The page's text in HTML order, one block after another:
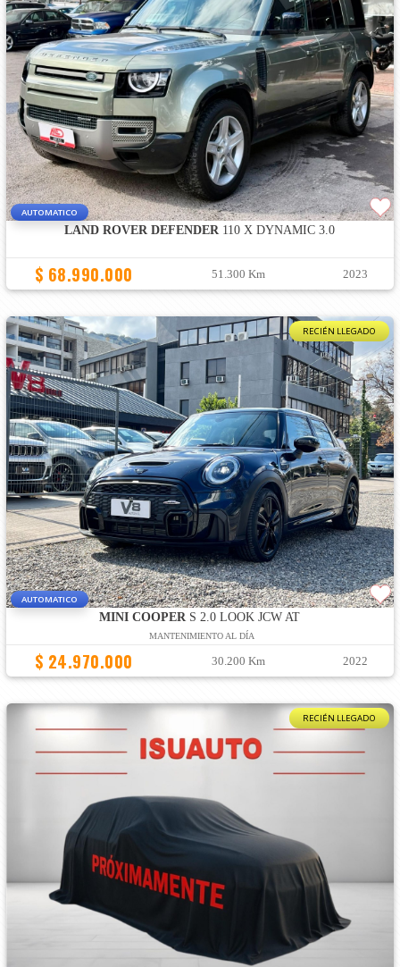
AUTOMATICO
LAND ROVER DEFENDER110 X DYNAMIC 3.0
$ 68.990.000 51.300 Km 2023
RECIÉN LLEGADO
AUTOMATICO
MINI COOPER S 2.0 LOOK JCW AT
MANTENIMIENTO AL DÍA
$ 24.970.000 30.200 Km 2022
RECIÉN LLEGADO